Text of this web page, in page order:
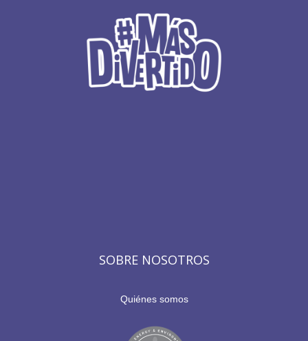
SOBRE NOSOTROS
Quiénes somos